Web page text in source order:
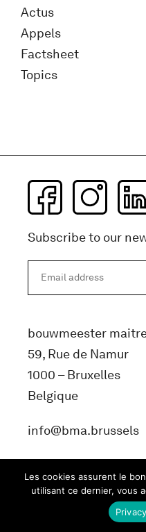
Actus
Appels
Factsheet
Topics
Subscribe to our
bouwmeester
59, Rue de Namur
1000 – Bruxelles
Belgique
info@bma.brussels
Les cookies assurent le
utilisant ce dernier, vous